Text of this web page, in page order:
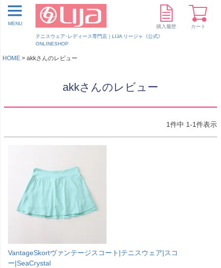
テニスウェア･レディース専門店｜LIJA リージャ《公式》
ONLINESHOP
MENU
購入履歴 カート
HOME akkさんのレビュー
akkさんのレビュー
1件中 1-1件表示
VantageSkortヴァンテージスコート|テニスウェア|スコ
ー|SeaCrystal